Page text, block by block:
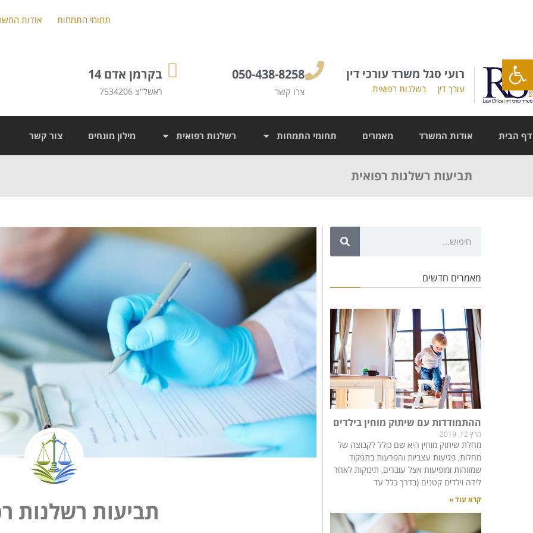
פתח סרגל נגישות
תחומי התמחות אודות
רועי סגל משרד עורכי דין
עורך דין רשלנות רפואית
050-438-8258
צרו קשר
בקרמן אדם 14
ראשל"צ 7534206
דף הבית אודות המשרד מאמרים תחומי התמחות רשלנות רפואית מילון מונחים צור קשר
תביעות רשלנות רפואית
מאמרים חדשים
ההתמודדות עם שיתוק מוחין בילדים
מרץ 12, 2019
מחלת שיתוק מוחין היא שם כולל לקבוצה של
מחלות, פגיעות עצביות והפרעות בתפקוד
שמזוהות ומופיעות אצל עוברים, תינוקות לאחר
לידה וילדים קטנים (בדרך כלל עד
קרא עוד » תביעות רשלנות